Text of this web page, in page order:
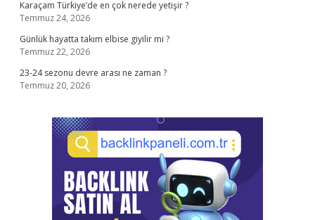
Karaçam Türkiye’de en çok nerede yetişir ?
Temmuz 24, 2026
Günlük hayatta takım elbise giyilir mi ?
Temmuz 22, 2026
23-24 sezonu devre arası ne zaman ?
Temmuz 20, 2026